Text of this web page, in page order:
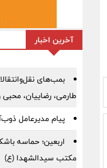
آخرین اخبار
بمب‌های
طارمی، رضاییان، محبی و ۱۲ ستاره لو
پیام مدیرعامل
اربعین؛ حماسه
مکتب سیدالشهدا (ع)